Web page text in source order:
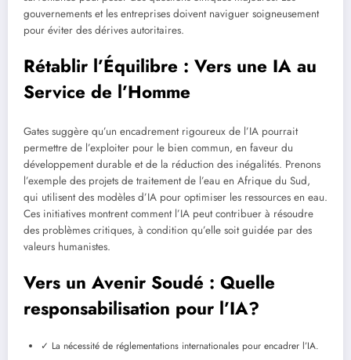
gouvernements et les entreprises doivent naviguer soigneusement
pour éviter des dérives autoritaires.
Rétablir l’Équilibre : Vers une IA au
Service de l’Homme
Gates suggère qu’un encadrement rigoureux de l’IA pourrait
permettre de l’exploiter pour le bien commun, en faveur du
développement durable et de la réduction des inégalités. Prenons
l’exemple des projets de traitement de l’eau en Afrique du Sud,
qui utilisent des modèles d’IA pour optimiser les ressources en eau.
Ces initiatives montrent comment l’IA peut contribuer à résoudre
des problèmes critiques, à condition qu’elle soit guidée par des
valeurs humanistes.
Vers un Avenir Soudé : Quelle
responsabilisation pour l’IA?
✓ La nécessité de réglementations internationales pour encadrer l’IA.